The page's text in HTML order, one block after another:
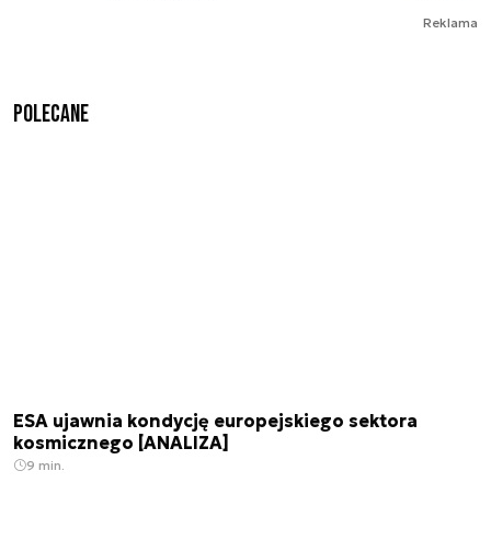
Reklama
Polecane
ESA ujawnia kondycję europejskiego sektora
kosmicznego [ANALIZA]
9 min.